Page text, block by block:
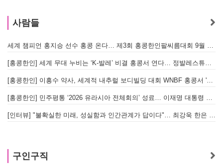
사람들
세계 챔피언 홍지승 선수 홍콩 온다… 제3회 홍콩한인팔씨름대회 9월 12일 개최
[홍콩한인] 세계 무대 누비는 ‘K-발레’ 비결 홍콩서 연다… 정발레스튜디오 개원
[홍콩한인] 이흥수 약사, 세계적 내추럴 보디빌딩 대회 WNBF 홍콩서 '마스터 부문 1위' 기염
[홍콩한인] 민주평통 ‘2026 유라시아 전체회의’ 성료… 이재명 대통령 참석으로 의미 더해
[인터뷰] "불확실한 미래, 성실함과 인간관계가 답이다"… 최강욱 한은 부소장이 청소년들에게 전하는 응원
구인구직